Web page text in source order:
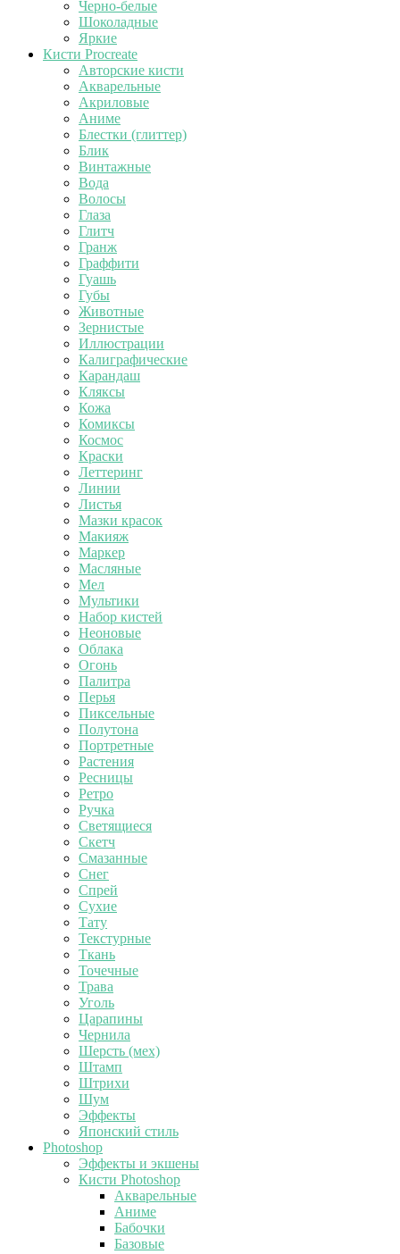
Черно-белые
Шоколадные
Яркие
Кисти Procreate
Авторские кисти
Акварельные
Акриловые
Аниме
Блестки (глиттер)
Блик
Винтажные
Вода
Волосы
Глаза
Глитч
Гранж
Граффити
Гуашь
Губы
Животные
Зернистые
Иллюстрации
Калиграфические
Карандаш
Кляксы
Кожа
Комиксы
Космос
Краски
Леттеринг
Линии
Листья
Мазки красок
Макияж
Маркер
Масляные
Мел
Мультики
Набор кистей
Неоновые
Облака
Огонь
Палитра
Перья
Пиксельные
Полутона
Портретные
Растения
Ресницы
Ретро
Ручка
Светящиеся
Скетч
Смазанные
Снег
Спрей
Сухие
Тату
Текстурные
Ткань
Точечные
Трава
Уголь
Царапины
Чернила
Шерсть (мех)
Штамп
Штрихи
Шум
Эффекты
Японский стиль
Photoshop
Эффекты и экшены
Кисти Photoshop
Акварельные
Аниме
Бабочки
Базовые